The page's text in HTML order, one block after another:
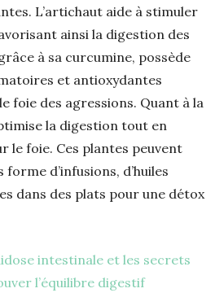
L’artichaut aide à stimuler
ainsi la digestion des
à sa curcumine, possède
et antioxydantes
foie des agressions. Quant à la
la digestion tout en
le foie. Ces plantes peuvent
d’infusions, d’huiles
dans des plats pour une détox
intestinale et les secrets
l’équilibre digestif